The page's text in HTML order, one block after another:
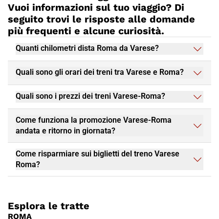
romantico o una vacanza in famiglia, questa città ha qualcosa
da offrire a tutti. Non perdere l'opportunità di visitare
Roma
prenota subito il tuo viaggio in treno Italo, per un'esperienza di
viaggio piacevole e conveniente.
Vuoi informazioni sul tuo viaggio? Di
seguito trovi le risposte alle domande
più frequenti e alcune curiosità.
Quanti chilometri dista Roma da Varese?
Quali sono gli orari dei treni tra Varese e Roma?
Quali sono i prezzi dei treni Varese-Roma?
Come funziona la promozione Varese-Roma
andata e ritorno in giornata?
Come risparmiare sui biglietti del treno Varese
Roma?
Esplora le tratte
ROMA